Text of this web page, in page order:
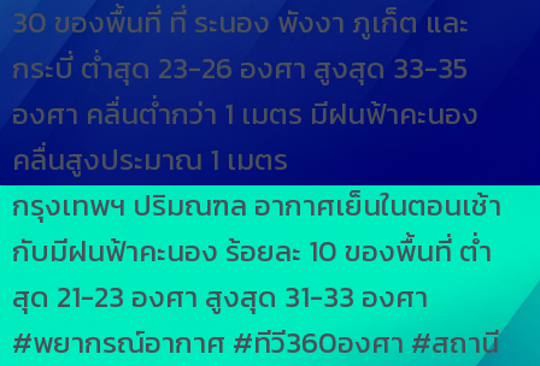
30 ของพื้นที่ ที่ ระนอง พังงา ภูเก็ต และ
กระบี่ ต่ำสุด 23-26 องศา สูงสุด 33-35
องศา คลื่นต่ำกว่า 1 เมตร มีฝนฟ้าคะนอง
คลื่นสูงประมาณ 1 เมตร
กรุงเทพฯ ปริมณฑล อากาศเย็นในตอนเช้า
กับมีฝนฟ้าคะนอง ร้อยละ 10 ของพื้นที่ ต่ำ
สุด 21-23 องศา สูงสุด 31-33 องศา
#พยากรณ์อากาศ #ทีวี360องศา #สถานี